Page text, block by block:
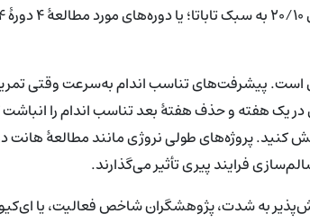
پیشرفت‌های تناسب اندام به‌سرعت وقتی
در یک هفته و حذف هفتهٔ بعد تناسب اندام را
پروژه‌های طولی نروژی مانند مطالعهٔ هانت
فرایند پیری تأثیر می‌گذارند.
به شدت، پژوهشگران شاخص فعالیت، یا ای‌کیو،